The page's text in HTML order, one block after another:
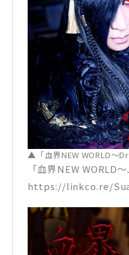
▲「血界NEW WORLD～
「血界NEW WORLD
https://linkco.re/